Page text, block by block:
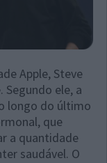
Apple, Steve
ele, a
longo do último
que
a quantidade
saudável. O